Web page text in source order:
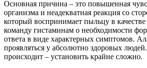
Основная причина – это повышенная
организма и неадекватная реакция со
который воспринимает пыльцу в качестве
команду гистаминам о необходимости
ответа в виде характерных симптомов.
проявляться у абсолютно здоровых
происходит – установить крайне сложно.